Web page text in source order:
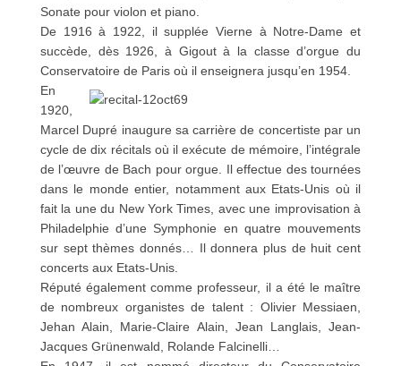
Sonate pour violon et piano.
De 1916 à 1922, il supplée Vierne à Notre-Dame et
succède, dès 1926, à Gigout à la classe d’orgue du
Conservatoire de Paris où il enseignera jusqu’en 1954.
En
1920,
Marcel Dupré inaugure sa carrière de concertiste par un
cycle de dix récitals où il exécute de mémoire, l’intégrale
de l’œuvre de Bach pour orgue. Il effectue des tournées
dans le monde entier, notamment aux Etats-Unis où il
fait la une du New York Times, avec une improvisation à
Philadelphie d’une Symphonie en quatre mouvements
sur sept thèmes donnés… Il donnera plus de huit cent
concerts aux Etats-Unis.
Réputé également comme professeur, il a été le maître
de nombreux organistes de talent : Olivier Messiaen,
Jehan Alain, Marie-Claire Alain, Jean Langlais, Jean-
Jacques Grünenwald, Rolande Falcinelli…